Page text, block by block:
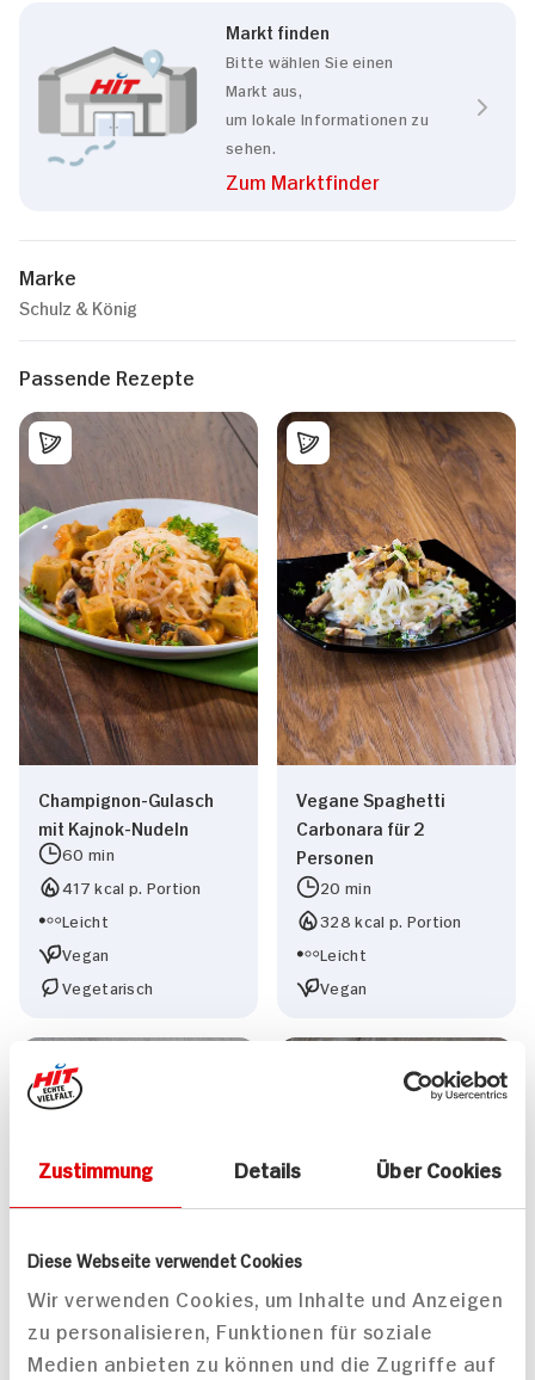
Zustimmung Details Über Cookies
Diese Webseite verwendet Cookies
Wir verwenden Cookies, um Inhalte und Anzeigen
zu personalisieren, Funktionen für soziale
Medien anbieten zu können und die Zugriffe auf
Markt finden
Bitte wählen Sie einen
Markt aus,
um lokale Informationen zu
sehen.
Zum Marktfinder
Marke
Schulz & König
Passende Rezepte
Champignon-Gulasch
mit Kajnok-Nudeln
60 min
417 kcal p. Portion
Leicht
Vegan
Vegetarisch
Vegane Spaghetti
Carbonara für 2
Personen
20 min
328 kcal p. Portion
Leicht
Vegan
Kajnok-Spaghetti in
Sauce mit Räuchertofu
und karamellisierten